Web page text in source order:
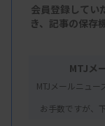
デジタル会員
使用するQRコ
からデジタル
「JAMTマガジ
会員登録してい
き、 記事の保存
MTJメ
MTJメールニュー
お手数ですが、